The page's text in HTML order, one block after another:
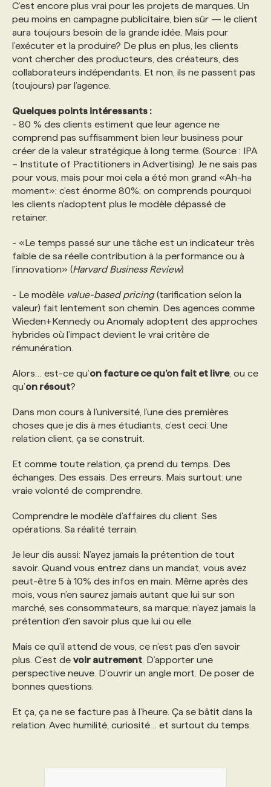
C’est encore plus vrai pour les projets de marques. Un
peu moins en campagne publicitaire, bien sûr — le client
aura toujours besoin de la grande idée. Mais pour
l’exécuter et la produire? De plus en plus, les clients
vont chercher des producteurs, des créateurs, des
collaborateurs indépendants. Et non, ils ne passent pas
(toujours) par l’agence.
Quelques points intéressants :
- 80 % des clients estiment que leur agence ne
comprend pas suffisamment bien leur business pour
créer de la valeur stratégique à long terme. (Source : IPA
– Institute of Practitioners in Advertising). Je ne sais pas
pour vous, mais pour moi cela a été mon grand «Ah-ha
moment»; c'est énorme 80%; on comprends pourquoi
les clients n'adoptent plus le modèle dépassé de
retainer.
- «Le temps passé sur une tâche est un indicateur très
faible de sa réelle contribution à la performance ou à
l’innovation» (Harvard Business Review)
- Le modèle value-based pricing(tarification selon la
valeur) fait lentement son chemin. Des agences comme
Wieden+Kennedy ou Anomaly adoptent des approches
hybrides où l’impact devient le vrai critère de
rémunération.
Alors… est-ce qu’on facture ce qu’on fait et livre, ou ce
qu’on résout?
Dans mon cours à l’université, l’une des premières
choses que je dis à mes étudiants, c’est ceci: Une
relation client, ça se construit.
Et comme toute relation, ça prend du temps. Des
échanges. Des essais. Des erreurs. Mais surtout: une
vraie volonté de comprendre.
Comprendre le modèle d’affaires du client. Ses
opérations. Sa réalité terrain.
Je leur dis aussi: N’ayez jamais la prétention de tout
savoir. Quand vous entrez dans un mandat, vous avez
peut-être 5 à 10% des infos en main. Même après des
mois, vous n’en saurez jamais autant que lui sur son
marché, ses consommateurs, sa marque; n'ayez jamais la
prétention d'en savoir plus que lui ou elle.
Mais ce qu’il attend de vous, ce n’est pas d’en savoir
plus. C’est de voir autrement . D’apporter une
perspective neuve. D’ouvrir un angle mort. De poser de
bonnes questions.
Et ça, ça ne se facture pas à l’heure. Ça se bâtit dans la
relation. Avec humilité, curiosité… et surtout du temps.